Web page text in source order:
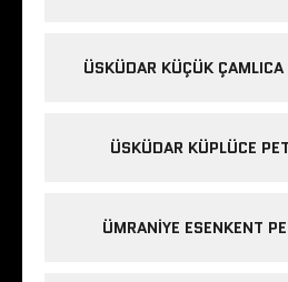
ÜSKÜDAR KÜÇÜK
ÜSKÜDAR KÜPLÜCE
ÜMRANIYE ESENKENT